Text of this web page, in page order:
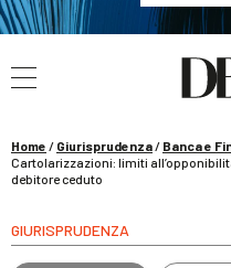
WEBINAR
La riforma del sistema
Home / Giurisprudenza/ Banca e
Cartolarizzazioni: limiti
debitore ceduto
GIURISPRUDENZA